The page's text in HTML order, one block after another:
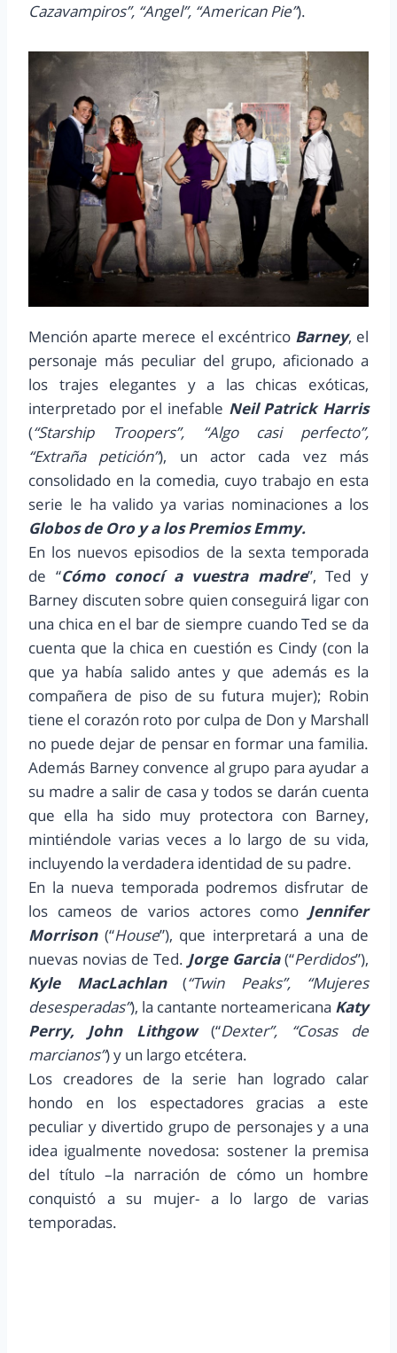
Cazavampiros”, “Angel”, “American Pie”).
Mención aparte merece el excéntrico Barney, el
personaje más peculiar del grupo, aficionado a
los trajes elegantes y a las chicas exóticas,
interpretado por el inefable Neil Patrick Harris
(“Starship Troopers”, “Algo casi perfecto”,
“Extraña petición”), un actor cada vez más
consolidado en la comedia, cuyo trabajo en esta
serie le ha valido ya varias nominaciones a los
Globos de Oro y a los Premios Emmy.
En los nuevos episodios de la sexta temporada
de “Cómo conocí a vuestra madre”, Ted y
Barney discuten sobre quien conseguirá ligar con
una chica en el bar de siempre cuando Ted se da
cuenta que la chica en cuestión es Cindy (con la
que ya había salido antes y que además es la
compañera de piso de su futura mujer); Robin
tiene el corazón roto por culpa de Don y Marshall
no puede dejar de pensar en formar una familia.
Además Barney convence al grupo para ayudar a
su madre a salir de casa y todos se darán cuenta
que ella ha sido muy protectora con Barney,
mintiéndole varias veces a lo largo de su vida,
incluyendo la verdadera identidad de su padre.
En la nueva temporada podremos disfrutar de
los cameos de varios actores como Jennifer
Morrison (“House”), que interpretará a una de
nuevas novias de Ted. Jorge Garcia(“Perdidos”),
Kyle MacLachlan(“Twin Peaks”, “Mujeres
desesperadas”), la cantante norteamericana Katy
Perry, John Lithgow(“Dexter”, “Cosas de
marcianos”) y un largo etcétera.
Los creadores de la serie han logrado calar
hondo en los espectadores gracias a este
peculiar y divertido grupo de personajes y a una
idea igualmente novedosa: sostener la premisa
del título –la narración de cómo un hombre
conquistó a su mujer- a lo largo de varias
temporadas.